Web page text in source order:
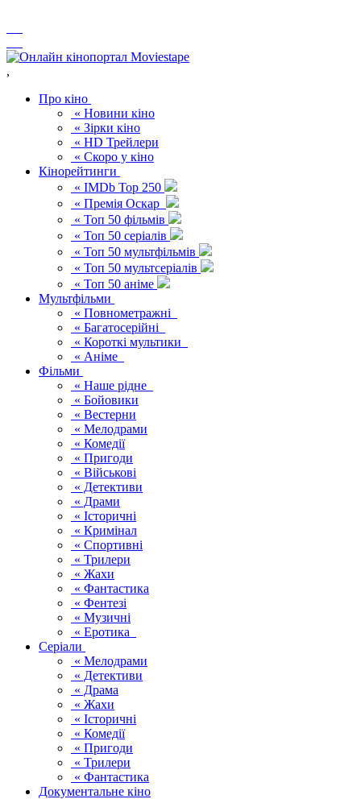
,
Про кіно
« Новини кіно
« Зірки кіно
« HD Трейлери
« Скоро у кіно
Кінорейтинги
« IMDb Top 250
« Премія Оскар
« Топ 50 фільмів
« Топ 50 серіалів
« Топ 50 мультфільмів
« Топ 50 мультсеріалів
« Топ 50 аніме
Мультфільми
« Повнометражні
« Багатосерійні
« Короткі мультики
« Аніме
Фільми
« Наше рідне
« Бойовики
« Вестерни
« Мелодрами
« Комедії
« Пригоди
« Військові
« Детективи
« Драми
« Історичні
« Кримінал
« Спортивні
« Трилери
« Жахи
« Фантастика
« Фентезі
« Музичні
« Еротика
Серіали
« Мелодрами
« Детективи
« Драма
« Жахи
« Історичні
« Комедії
« Пригоди
« Трилери
« Фантастика
Документальне кіно